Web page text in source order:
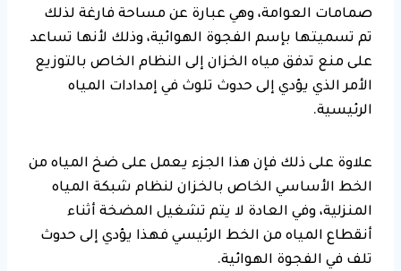
صمامات العوامة، وهي عبارة عن مساحة فارغة لذلك
تم تسميتها بإسم الفجوة الهوائية، وذلك لأنها تساعد
على منع تدفق مياه الخزان إلى النظام الخاص بالتوزيع
الأمر الذي يؤدي إلى حدوث تلوث في إمدادات المياه
الرئيسية.
علاوة على ذلك فإن هذا الجزء يعمل على ضخ المياه من
الخط الأساسي الخاص بالخزان لنظام شبكة المياه
المنزلية، وفي العادة لا يتم تشغيل المضخة أثناء
أنقطاع المياه من الخط الرئيسي فهذا يؤدي إلى حدوث
تلف في الفجوة الهوائية.